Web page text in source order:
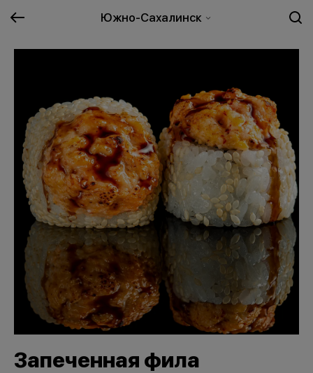
Южно-Сахалинск
Запеченная фила